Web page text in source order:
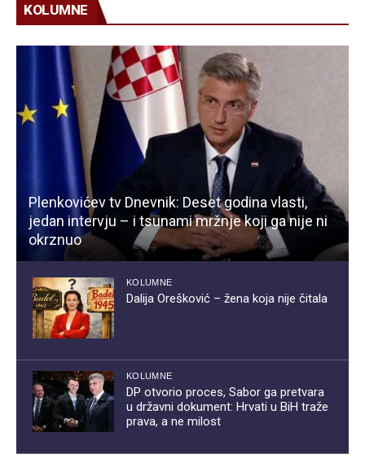
KOLUMNE
Plenkovićev tv Dnevnik: Deset godina vlasti,
jedan intervju – i tsunami mržnje koji ga nije ni
okrznuo
KOLUMNE
Dalija Orešković – žena koja nije čitala
KOLUMNE
DP otvorio proces, Sabor ga pretvara
u državni dokument: Hrvati u BiH traže
prava, a ne milost